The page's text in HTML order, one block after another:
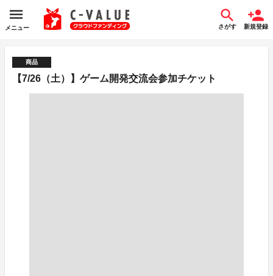
メニュー さがす 新規登録
商品
【7/26（土）】ゲーム開発交流会参加チケット